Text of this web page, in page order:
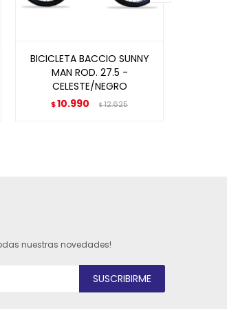
BICICLETA BACCIO SUNNY
MAN ROD. 27.5 -
CELESTE/NEGRO
$10.990 $12.625
nuestras novedades!
SUSCRIBIRME